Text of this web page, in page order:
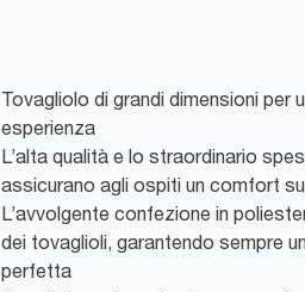
Tovagliolo di grandi dimensioni per
esperienza
L’alta qualità e lo straordinario
assicurano agli ospiti un comfort
L’avvolgente confezione in
dei tovaglioli, garantendo sempre
perfetta